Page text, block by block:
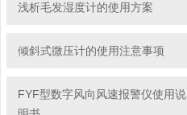
浅析毛发湿度计的使用方案
倾斜式微压计的使用注意事项
FYF型数字风向风速报警仪使用说